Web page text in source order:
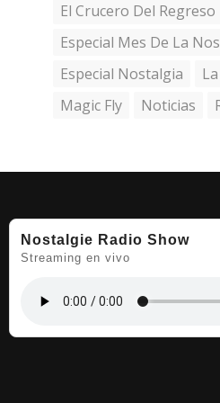
El Crucero Del Regreso
Especial Mes De La
Especial Nostalgia
Magic Fly
Noticias
Nostalgie Radio Show
Streaming en vivo